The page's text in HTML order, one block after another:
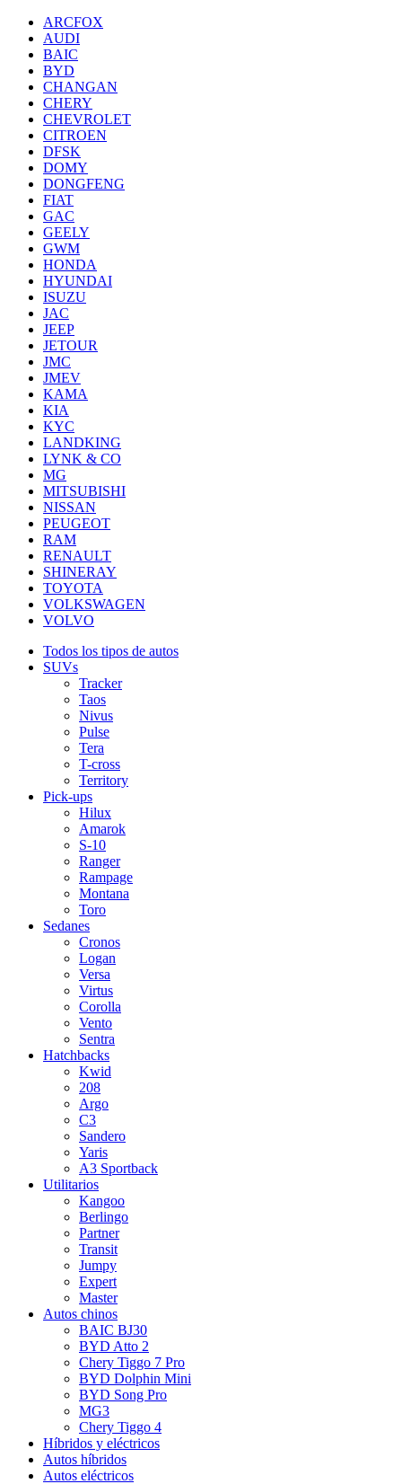
ARCFOX
AUDI
BAIC
BYD
CHANGAN
CHERY
CHEVROLET
CITROEN
DFSK
DOMY
DONGFENG
FIAT
GAC
GEELY
GWM
HONDA
HYUNDAI
ISUZU
JAC
JEEP
JETOUR
JMC
JMEV
KAMA
KIA
KYC
LANDKING
LYNK & CO
MG
MITSUBISHI
NISSAN
PEUGEOT
RAM
RENAULT
SHINERAY
TOYOTA
VOLKSWAGEN
VOLVO
Todos los tipos de autos
SUVs
Tracker
Taos
Nivus
Pulse
Tera
T-cross
Territory
Pick-ups
Hilux
Amarok
S-10
Ranger
Rampage
Montana
Toro
Sedanes
Cronos
Logan
Versa
Virtus
Corolla
Vento
Sentra
Hatchbacks
Kwid
208
Argo
C3
Sandero
Yaris
A3 Sportback
Utilitarios
Kangoo
Berlingo
Partner
Transit
Jumpy
Expert
Master
Autos chinos
BAIC BJ30
BYD Atto 2
Chery Tiggo 7 Pro
BYD Dolphin Mini
BYD Song Pro
MG3
Chery Tiggo 4
Híbridos y eléctricos
Autos híbridos
Autos eléctricos